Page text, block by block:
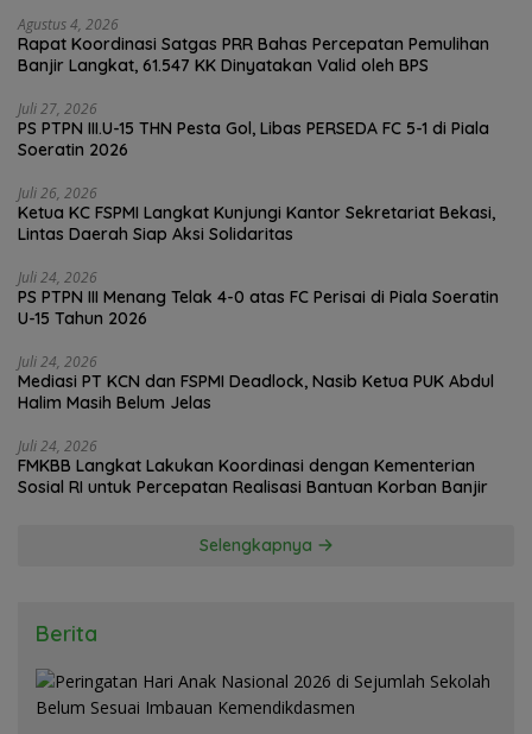
Agustus 4, 2026
Rapat Koordinasi Satgas PRR Bahas Percepatan Pemulihan
Banjir Langkat, 61.547 KK Dinyatakan Valid oleh BPS
Juli 27, 2026
PS PTPN III.U-15 THN Pesta Gol, Libas PERSEDA FC 5-1 di Piala
Soeratin 2026
Juli 26, 2026
Ketua KC FSPMI Langkat Kunjungi Kantor Sekretariat Bekasi,
Lintas Daerah Siap Aksi Solidaritas
Juli 24, 2026
PS PTPN III Menang Telak 4-0 atas FC Perisai di Piala Soeratin
U-15 Tahun 2026
Juli 24, 2026
Mediasi PT KCN dan FSPMI Deadlock, Nasib Ketua PUK Abdul
Juli 24, 2026
FMKBB Langkat Lakukan Koordinasi dengan Kementerian
Sosial RI untuk Percepatan Realisasi Bantuan Korban Banjir
Selengkapnya
Berita